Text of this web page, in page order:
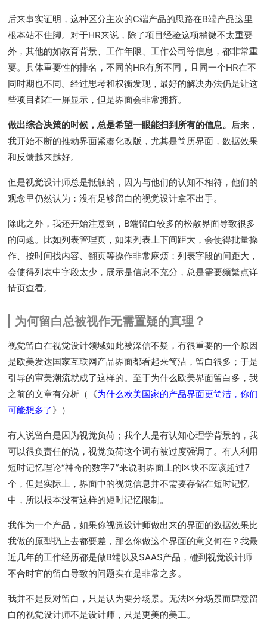
后来事实证明，这种区分主次的C端产品的思路在B端产品这里
根本站不住脚。对于HR来说，除了项目经验这项稍微不太重要
外，其他的如教育背景、工作年限、工作公司等信息，都非常重
要。具体重要性的排名，不同的HR有所不同，且同一个HR在不
同时期也不同。经过思考和权衡发现，最好的解决办法仍是让这
些项目都在一屏显示，但是界面会非常拥挤。
做出综合决策的时候，总是希望一眼能扫到所有的信息。 后来，
我开始不断的推动界面紧凑化改版，尤其是简历界面，数据效果
和反馈越来越好。
但是视觉设计师总是抵触的，因为与他们的认知不相符，他们的
观念里仍然认为：没有足够留白的视觉设计拿不出手。
除此之外，我还开始注意到，B端留白较多的松散界面导致很多
的问题。比如列表管理页，如果列表上下间距大，会使得批量操
作、按时间找内容、翻页等操作非常麻烦；列表字段的间距大，
会使得列表中字段太少，展示是信息不充分，总是需要频繁点详
情页查看。
为何留白总被视作无需置疑的真理？
视觉留白在视觉设计领域如此被深信不疑，有很重要的一个原因
是欧美发达国家互联网产品界面都看起来简洁，留白很多；于是
引导的审美潮流就成了这样的。至于为什么欧美界面留白多，我
之前的文章有分析（《为什么欧美国家的产品界面更简洁，你们
可能想多了》）
有人说留白是因为视觉负荷；我个人是有认知心理学背景的，我
可以很负责任的说，视觉负荷这个词有被过度强调了。有人利用
短时记忆理论“神奇的数字7”来说明界面上的区块不应该超过7
个，但是实际上，界面中的视觉信息并不需要存储在短时记忆
中，所以根本没有这样的短时记忆限制。
我作为一个产品，如果你视觉设计师做出来的界面的数据效果比
我做的原型扔上去都要差，那么你做这个界面的意义何在？我最
近几年的工作经历都是做B端以及SAAS产品，碰到视觉设计师
不合时宜的留白导致的问题实在是非常之多。
我并不是反对留白，只是认为要分场景。无法区分场景而肆意留
白的视觉设计师不是设计师，只是更美的美工。